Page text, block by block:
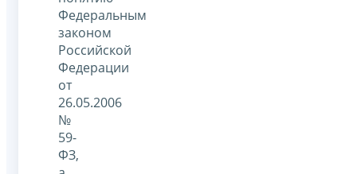
Федеральным
законом
Российской
Федерации
от
26.05.2006
№
59-
ФЗ,